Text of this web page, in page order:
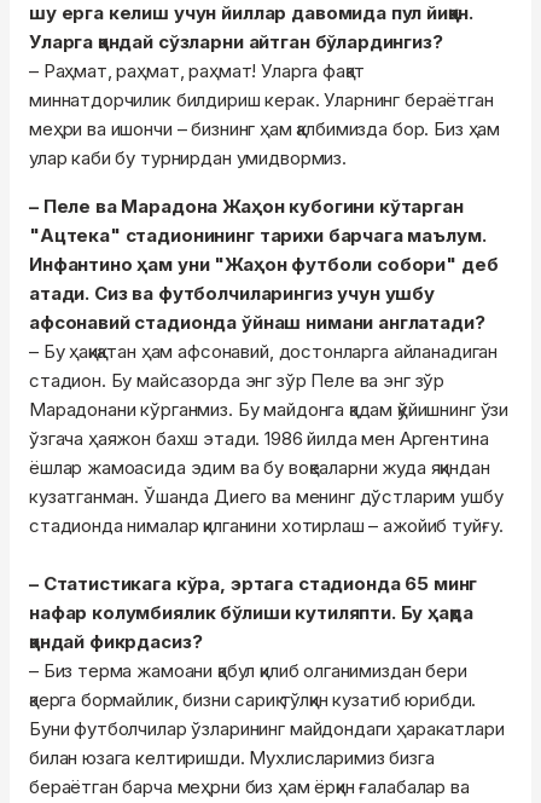
шу ерга келиш учун йиллар давомида пул йиққан.
Уларга қандай сўзларни айтган бўлардингиз?
– Раҳмат, раҳмат, раҳмат! Уларга фақат
миннатдорчилик билдириш керак. Уларнинг бераётган
меҳри ва ишончи – бизнинг ҳам қалбимизда бор. Биз ҳам
улар каби бу турнирдан умидвормиз.
– Пеле ва Марадона Жаҳон кубогини кўтарган
"Ацтека" стадионининг тарихи барчага маълум.
Инфантино ҳам уни "Жаҳон футболи собори" деб
атади. Сиз ва футболчиларингиз учун ушбу
афсонавий стадионда ўйнаш нимани англатади?
– Бу ҳақиқатан ҳам афсонавий, достонларга айланадиган
стадион. Бу майсазорда энг зўр Пеле ва энг зўр
Марадонани кўрганмиз. Бу майдонга қадам қўйишнинг ўзи
ўзгача ҳаяжон бахш этади. 1986 йилда мен Аргентина
ёшлар жамоасида эдим ва бу воқеаларни жуда яқиндан
кузатганман. Ўшанда Диего ва менинг дўстларим ушбу
стадионда нималар қилганини хотирлаш – ажойиб туйғу.
– Статистикага кўра, эртага стадионда 65 минг
нафар колумбиялик бўлиши кутиляпти. Бу ҳақда
қандай фикрдасиз?
– Биз терма жамоани қабул қилиб олганимиздан бери
қаерга бормайлик, бизни сариқ тўлқин кузатиб юрибди.
Буни футболчилар ўзларининг майдондаги ҳаракатлари
билан юзага келтиришди. Мухлисларимиз бизга
бераётган барча меҳрни биз ҳам ёрқин ғалабалар ва